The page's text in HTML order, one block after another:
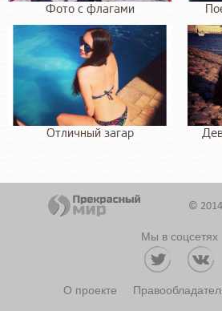
Фото с флагами
Отличный загар
©
Мы в соцсетях
О проекте